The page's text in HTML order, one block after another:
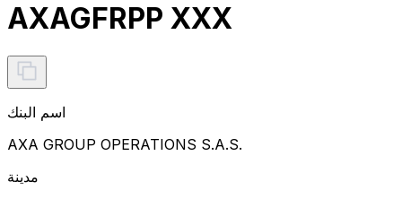
AXAGFRPP XXX
اسم البنك
AXA GROUP OPERATIONS S.A.S.
مدينة